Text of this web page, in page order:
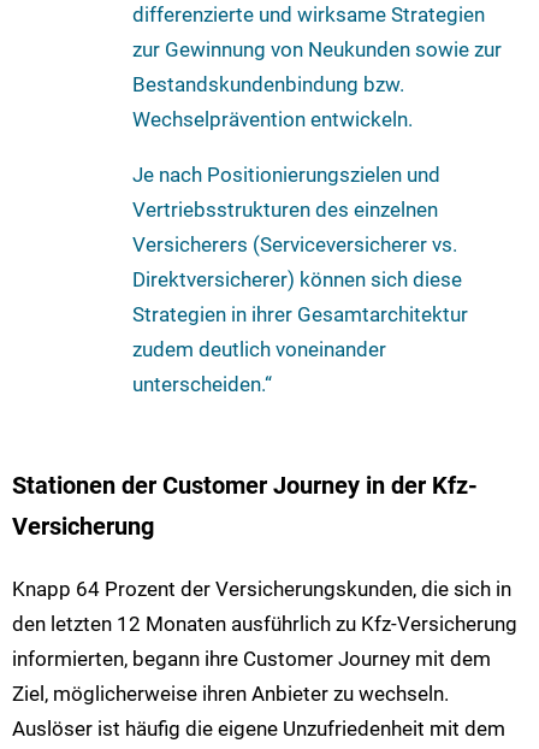
differenzierte und wirksame Strategien
zur Gewinnung von Neukunden sowie zur
Bestandskundenbindung bzw.
Wechselprävention entwickeln.
Je nach Positionierungszielen und
Vertriebsstrukturen des einzelnen
Versicherers (Serviceversicherer vs.
Direktversicherer) können sich diese
Strategien in ihrer Gesamtarchitektur
zudem deutlich voneinander
unterscheiden.“
Stationen der Customer Journey in der Kfz-
Versicherung
Knapp 64 Prozent der Versicherungskunden, die sich in
den letzten 12 Monaten ausführlich zu Kfz-Versicherung
informierten, begann ihre Customer Journey mit dem
Ziel, möglicherweise ihren Anbieter zu wechseln.
Auslöser ist häufig die eigene Unzufriedenheit mit dem